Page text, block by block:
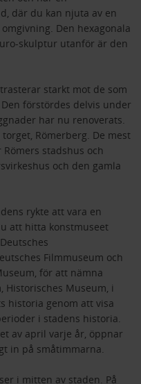
där du kan njuta av en
Den hexagonala
skulptur utanför är den
starkt mot de som
förstördes delvis under
har nu renoverats.
Römerberg. De mest
stadshus och
och den gamla
rykte att vara en
att hitta konstmuseet
Filmmuseum och
för att nämna
Historisches Museum, i
historia genom att visa
i stadens historia.
av april varje år, öppnar
in på småtimmarna.
i mitten av staden. På